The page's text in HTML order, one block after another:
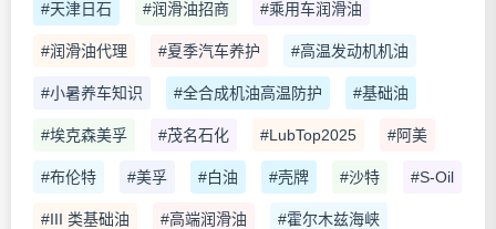
#天津日石 #润滑油招商 #乘用车润滑油
#润滑油代理 #夏季汽车养护 #高温发动机机油
#小暑养车知识 #全合成机油高温防护 #基础油
#埃克森美孚 #茂名石化 #LubTop2025 #阿美
#布伦特 #美孚 #白油 #壳牌 #沙特 #S-Oil
#III 类基础油 #高端润滑油 #霍尔木兹海峡